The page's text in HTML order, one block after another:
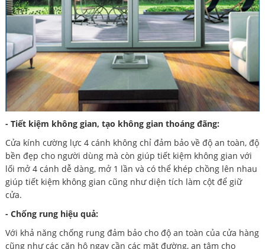
- Tiết kiệm không gian, tạo không gian thoáng đãng:
Cửa kính cường lực 4 cánh không chỉ đảm bảo về độ an toàn, độ
bền đẹp cho người dùng mà còn giúp tiết kiệm không gian với
lối mở 4 cánh dễ dàng, mở 1 lần và có thể khép chồng lên nhau
giúp tiết kiệm không gian cũng như diện tích làm cột để giữ
cửa.
- Chống rung hiệu quả:
Với khả năng chống rung đảm bảo cho độ an toàn của cửa hàng
cũng như các căn hộ ngay cần các mặt đường, an tâm cho